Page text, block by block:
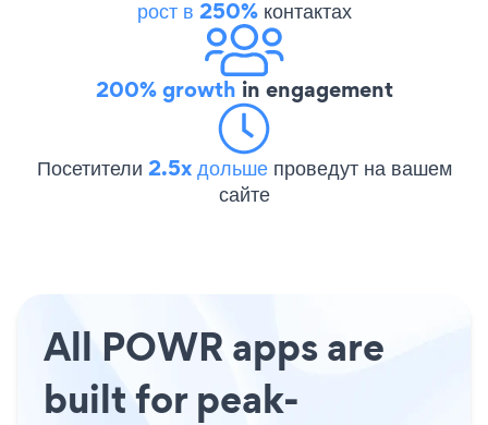
рост в 250%контактах
200% growth in engagement
Посетители 2.5x дольше проведут на вашем
сайте
All POWR apps are
built for peak-